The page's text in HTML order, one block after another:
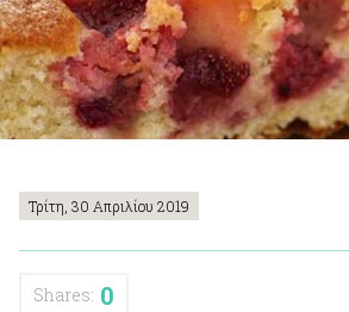
Τρίτη, 30 Απριλίου 2019
Shares: 0